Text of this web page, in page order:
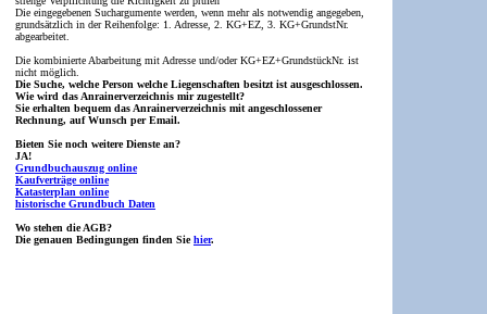
Die eingegebenen Suchargumente werden, wenn mehr als notwendig angegeben,
grundsätzlich in der Reihenfolge: 1. Adresse, 2. KG+EZ, 3. KG+GrundstNr.
abgearbeitet.
Die kombinierte Abarbeitung mit Adresse und/oder KG+EZ+GrundstückNr. ist
nicht möglich.
Die Suche, welche Person welche Liegenschaften besitzt ist ausgeschlossen.
Wie wird das Anrainerverzeichnis mir zugestellt?
Sie erhalten bequem das Anrainerverzeichnis mit angeschlossener
Rechnung, auf Wunsch per Email.
Bieten Sie noch weitere Dienste an?
JA!
Grundbuchauszug online
Kaufverträge online
Katasterplan online
historische Grundbuch Daten
Wo stehen die AGB?
Die genauen Bedingungen finden Siehier.